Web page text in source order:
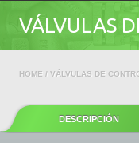
VÁLVULAS
HOME / VÁLVULAS DE
DESCRIPCIÓN